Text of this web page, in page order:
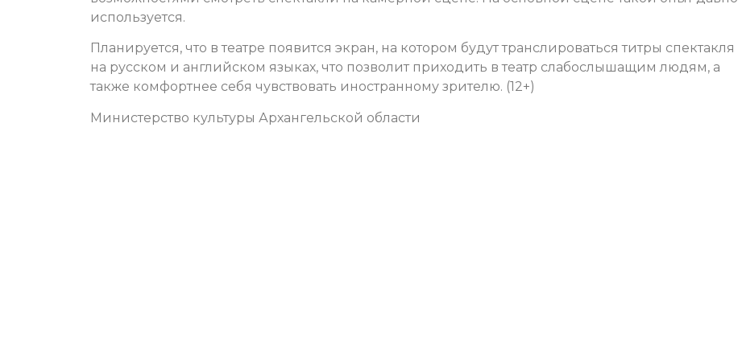
используется.
Планируется, что в театре появится экран, на котором будут транслироваться титры спектакля
на русском и английском языках, что позволит приходить в театр слабослышащим людям, а
также комфортнее себя чувствовать иностранному зрителю. (12+)
Министерство культуры Архангельской области